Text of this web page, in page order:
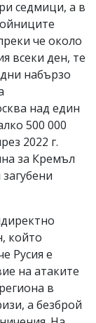
седмици, а в
че около
всеки ден, те
набързо
над един
500 000
2022 г.
за Кремъл
който
Русия е
на атаките
в
а безброй